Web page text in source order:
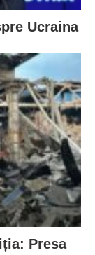
Ucraina
Presa